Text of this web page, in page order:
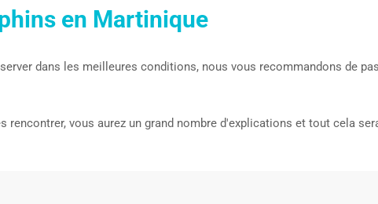
en Martinique
dans les meilleures conditions, nous vous recommandons de
vous aurez un grand nombre d'explications et tout cela